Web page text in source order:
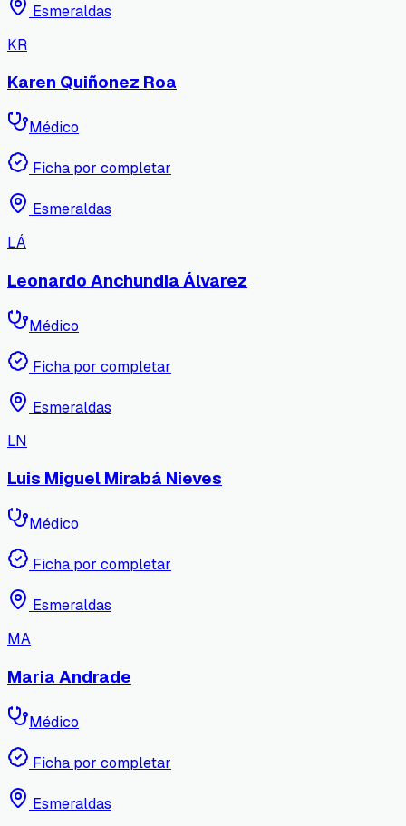
Esmeraldas
KR
Karen Quiñonez Roa
Médico
Ficha por completar
Esmeraldas
LÁ
Leonardo Anchundia Álvarez
Médico
Ficha por completar
Esmeraldas
LN
Luis Miguel Mirabá Nieves
Médico
Ficha por completar
Esmeraldas
MA
Maria Andrade
Médico
Ficha por completar
Esmeraldas